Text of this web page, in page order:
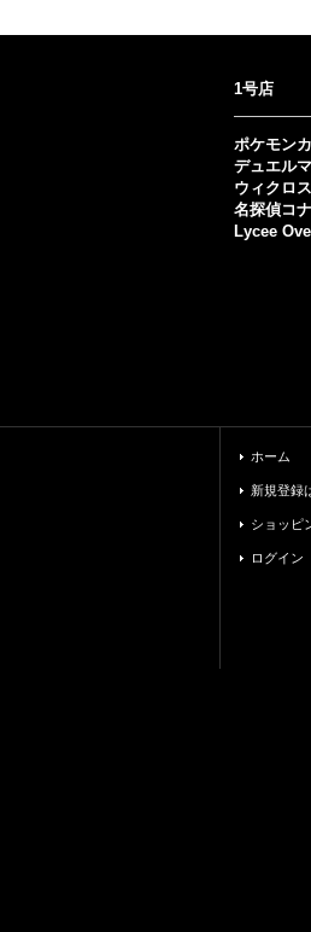
1号店
ポケモン
デュエル
ウィクロス
名探偵コ
Lycee
ホーム
新規登録
ショッピ
ログイン